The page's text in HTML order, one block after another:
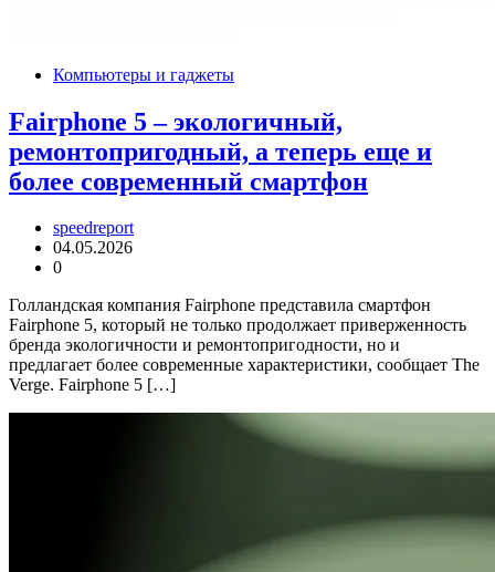
Компьютеры и гаджеты
Fairphone 5 – экологичный,
ремонтопригодный, а теперь еще и
более современный смартфон
speedreport
04.05.2026
0
Голландская компания Fairphone представила смартфон
Fairphone 5, который не только продолжает приверженность
бренда экологичности и ремонтопригодности, но и
предлагает более современные характеристики, сообщает The
Verge. Fairphone 5 […]